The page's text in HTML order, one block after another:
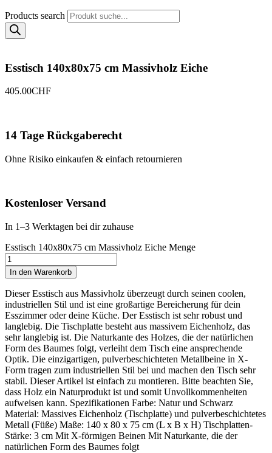
Products search
Esstisch 140x80x75 cm Massivholz Eiche
405.00CHF
14 Tage Rückgaberecht
Ohne Risiko einkaufen & einfach retournieren
Kostenloser Versand
In 1–3 Werktagen bei dir zuhause
Esstisch 140x80x75 cm Massivholz Eiche Menge
In den Warenkorb
Dieser Esstisch aus Massivholz überzeugt durch seinen coolen,
industriellen Stil und ist eine großartige Bereicherung für dein
Esszimmer oder deine Küche. Der Esstisch ist sehr robust und
langlebig. Die Tischplatte besteht aus massivem Eichenholz, das
sehr langlebig ist. Die Naturkante des Holzes, die der natürlichen
Form des Baumes folgt, verleiht dem Tisch eine ansprechende
Optik. Die einzigartigen, pulverbeschichteten Metallbeine in X-
Form tragen zum industriellen Stil bei und machen den Tisch sehr
stabil. Dieser Artikel ist einfach zu montieren. Bitte beachten Sie,
dass Holz ein Naturprodukt ist und somit Unvollkommenheiten
aufweisen kann. Spezifikationen Farbe: Natur und Schwarz
Material: Massives Eichenholz (Tischplatte) und pulverbeschichtetes
Metall (Füße) Maße: 140 x 80 x 75 cm (L x B x H) Tischplatten-
Stärke: 3 cm Mit X-förmigen Beinen Mit Naturkante, die der
natürlichen Form des Baumes folgt